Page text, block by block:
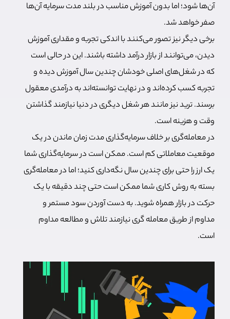
آن‌ها شود؛ اما بدون آموزش مناسب در بلند مدت سرمایه آن‌ها
صفر خواهد شد.
برخی دیگر نیز تصور می‌کنند با اندکی تجربه و مقداری آموزش
دیدن، می‌توانند از بازار درآمد داشته باشند. این در حالی است
که در شغل‌های اصلی خودشان چندین سال آموزش دیده و
تجربه کسب کرده‌اند و در نهایت توانسته‌اند به درآمدی معقول
برسند. ترید نیز مانند هر شغل دیگری در دنیا نیازمند گذاشتن
وقت و هزینه است.
در معامله‌گری بر خلاف سرمایه‌گذاری مدت زمان ماندن در یک
موقعیت معاملاتی کم است. ممکن است در سرمایه‌گذاری شما
یک ارز را حتی برای چندین سال نگه‌داری کنید؛ اما در معامله‌گری
بسته به روش کاری شما ممکن است حتی چند دقیقه با یک
حرکت در بازار همراه شوید. به دست آوردن سود مستمر و
مداوم از طریق معامله گری نیازمند تلاش و مطالعه مداوم
است.